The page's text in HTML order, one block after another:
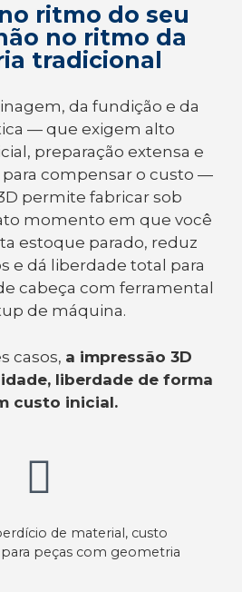
ritmo do seu
no ritmo da
tradicional
da fundição e da
— que exigem alto
preparação extensa e
compensar o custo —
permite fabricar sob
momento em que você
estoque parado, reduz
e dá liberdade total para
cabeça com ferramental
de máquina.
casos, a impressão 3D
liberdade de forma
custo inicial.
de material, custo
peças com geometria